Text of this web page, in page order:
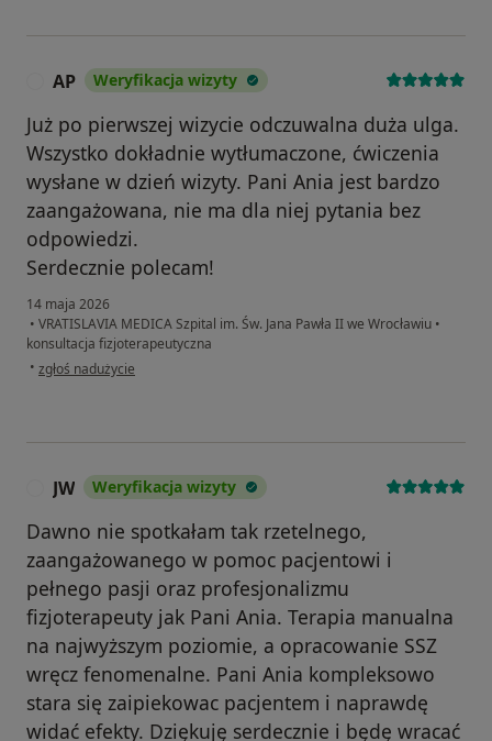
AP Weryfikacja wizyty
Już po pierwszej wizycie odczuwalna duża ulga.
Wszystko dokładnie wytłumaczone, ćwiczenia
wysłane w dzień wizyty. Pani Ania jest bardzo
zaangażowana, nie ma dla niej pytania bez
odpowiedzi.
Serdecznie polecam!
14 maja 2026
• VRATISLAVIA MEDICA Szpital im. Św. Jana Pawła II we Wrocławiu •
konsultacja fizjoterapeutyczna
• w opinii użytkownika AP
zgłoś nadużycie
JW Weryfikacja wizyty
Dawno nie spotkałam tak rzetelnego,
zaangażowanego w pomoc pacjentowi i
pełnego pasji oraz profesjonalizmu
fizjoterapeuty jak Pani Ania. Terapia manualna
na najwyższym poziomie, a opracowanie SSZ
wręcz fenomenalne. Pani Ania kompleksowo
stara się zaipiekowac pacjentem i naprawdę
widać efekty. Dziękuję serdecznie i będę wracać